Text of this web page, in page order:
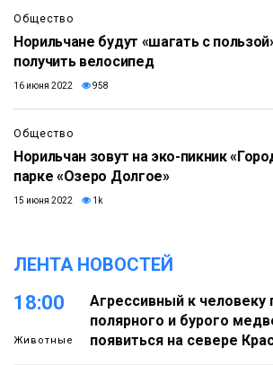
Общество
Норильчане будут «шагать с
получить велосипед
16 июня 2022 958
Общество
Норильчан зовут на эко-пикник
парке «Озеро Долгое»
15 июня 2022 1k
ЛЕНТА НОВОСТЕЙ
18:00
Животные
Агрессивный к человеку
полярного и бурого
появиться на севере